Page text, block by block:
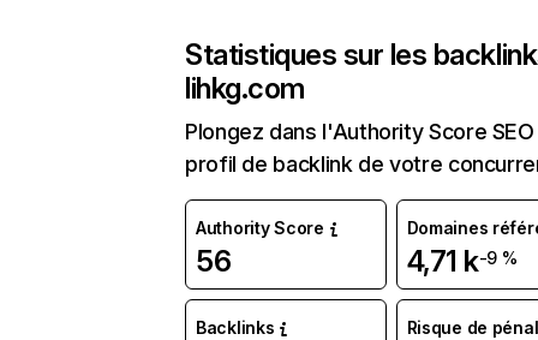
Statistiques sur les
lihkg.com
Plongez dans l'Authority Score
profil de backlink de votre
Authority Score
56
Domaines
4,71 k-9 %
Backlinks
Risque de